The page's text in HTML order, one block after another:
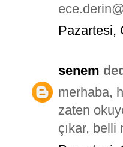
Pazartesi,
senem
merhaba,
zaten
çıkar,